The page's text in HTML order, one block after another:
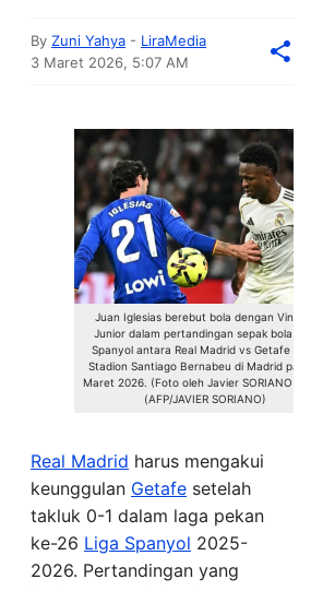
By Zuni Yahya - LiraMedia
3 Maret 2026, 5:07 AM
Juan Iglesias berebut bola dengan Vinicius
Junior dalam pertandingan sepak bola Liga
Spanyol antara Real Madrid vs Getafe CF di
Stadion Santiago Bernabeu di Madrid pada 2
Maret 2026. (Foto oleh Javier SORIANO / AFP)
(AFP/JAVIER SORIANO)
Real Madrid harus mengakui
keunggulan Getafe setelah
takluk 0-1 dalam laga pekan
ke-26 Liga Spanyol 2025-
2026. Pertandingan yang